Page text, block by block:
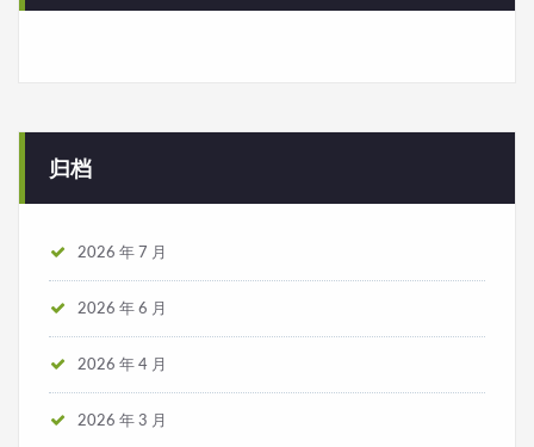
归档
2026 年 7 月
2026 年 6 月
2026 年 4 月
2026 年 3 月